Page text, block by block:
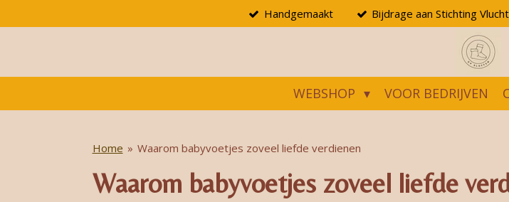
direct
hoofdinhoud
Handgemaakt Bijdrage aan Stichting
WEBSHOP VOOR BEDRIJVEN
Home » Waarom babyvoetjes zoveel liefde verdienen
Waarom babyvoetjes zoveel liefde